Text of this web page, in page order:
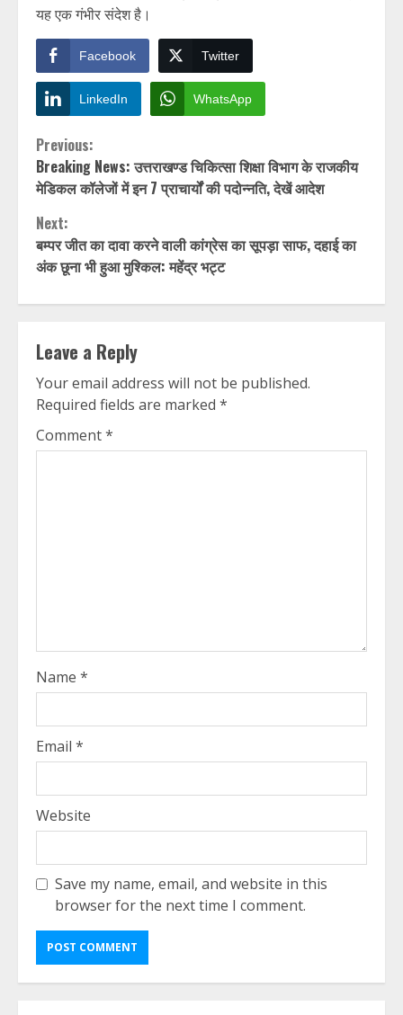
यह एक गंभीर संदेश है।
Facebook Twitter
LinkedIn WhatsApp
Continue
Reading
Previous:
Breaking News: उत्तराखण्ड चिकित्सा शिक्षा विभाग के राजकीय
मेडिकल कॉलेजों में इन 7 प्राचार्यों की पदोन्नति, देखें आदेश
Next:
बम्पर जीत का दावा करने वाली कांग्रेस का सूपड़ा साफ, दहाई का
अंक छूना भी हुआ मुश्किल: महेंद्र भट्ट
Leave a Reply
Your email address will not be published.
Required fields are marked *
Comment*
Name *
Email *
Website
Save my name, email, and website in this
browser for the next time I comment.